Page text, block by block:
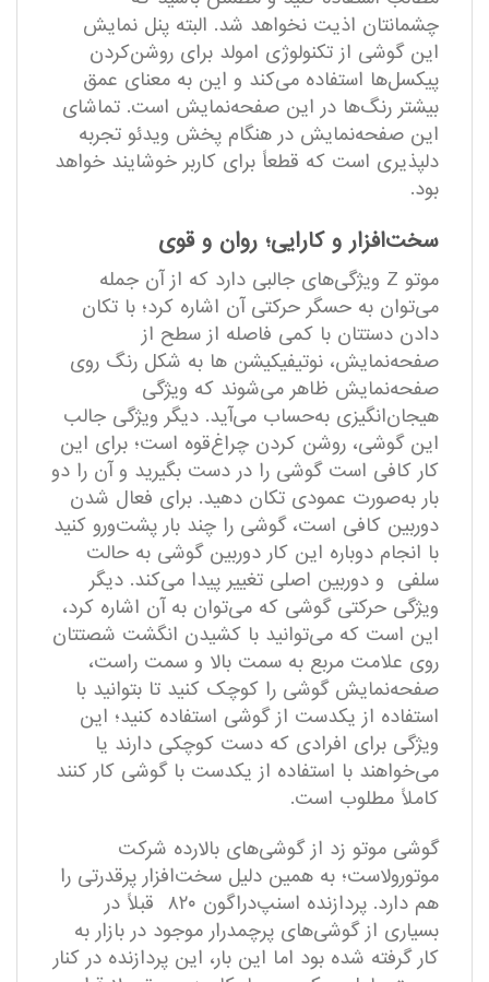
چشمانتان اذیت نخواهد شد. البته پنل نمایش
این گوشی از تکنولوژی امولد برای روشن‌کردن
پیکسل‌ها استفاده می‌کند و این به معنای عمق
بیشتر رنگ‌ها در این صفحه‌نمایش است. تماشای
این صفحه‌نمایش در هنگام پخش ویدئو تجربه
دلپذیری است که قطعاً برای کاربر خوشایند خواهد
بود.
سخت‌افزار و کارایی؛ روان و قوی
موتو Z ویژگی‌های جالبی دارد که از آن جمله
می‌توان به حسگر حرکتی آن اشاره کرد؛ با تکان
دادن دستتان با کمی فاصله از سطح از
صفحه‌نمایش، نوتیفیکیشن ها به شکل رنگ روی
صفحه‌نمایش ظاهر می‌شوند که ویژگی
هیجان‌انگیزی به‌حساب می‌آید. دیگر ویژگی جالب
این گوشی، روشن کردن چراغ‌قوه است؛ برای این
کار کافی است گوشی را در دست بگیرید و آن را دو
بار به‌صورت عمودی تکان دهید. برای فعال شدن
دوربین کافی است، گوشی را چند بار پشت‌ورو کنید
با انجام دوباره این کار دوربین گوشی به حالت
سلفی و دوربین اصلی تغییر پیدا می‌کند. دیگر
ویژگی حرکتی گوشی که می‌توان به آن اشاره کرد،
این است که می‌توانید با کشیدن انگشت شصتتان
روی علامت مربع به سمت بالا و سمت راست،
صفحه‌نمایش گوشی را کوچک کنید تا بتوانید با
استفاده از یکدست از گوشی استفاده کنید؛ این
ویژگی برای افرادی که دست کوچکی دارند یا
می‌خواهند با استفاده از یکدست با گوشی کار کنند
کاملاً مطلوب است.
گوشی موتو زد از گوشی‌های بالارده شرکت
موتورولاست؛ به همین دلیل سخت‌افزار پرقدرتی را
هم دارد. پردازنده اسنپ‌دراگون ۸۲۰ قبلاً در
بسیاری از گوشی‌های پرچمدرار موجود در بازار به
کار گرفته شده بود اما این بار، این پردازنده در کنار